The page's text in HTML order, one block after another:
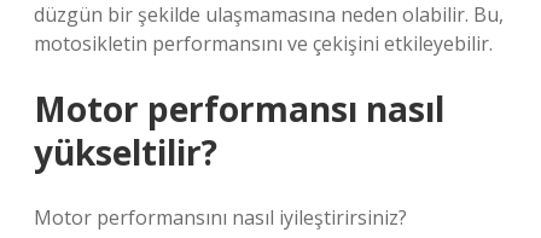
düzgün bir şekilde ulaşmamasına neden olabilir. Bu,
motosikletin performansını ve çekişini etkileyebilir.
Motor performansı nasıl
yükseltilir?
Motor performansını nasıl iyileştirirsiniz?